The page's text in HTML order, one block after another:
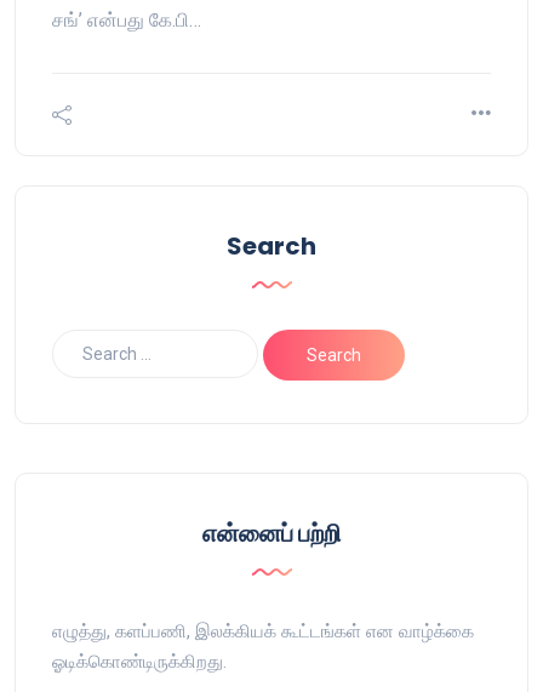
சங்’ என்பது கே.பி…
Search
என்னைப் பற்றி
எழுத்து, களப்பணி, இலக்கியக் கூட்டங்கள் என வாழ்க்கை
ஓடிக்கொண்டிருக்கிறது.